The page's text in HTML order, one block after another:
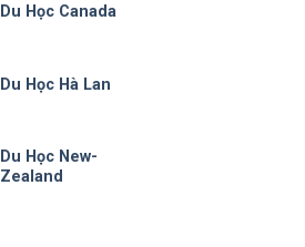
Du Học Canada
Du Học Hà Lan
Du Học New-
Zealand